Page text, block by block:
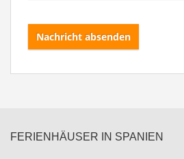
Nachricht absenden
FERIENHÄUSER IN SPANIEN